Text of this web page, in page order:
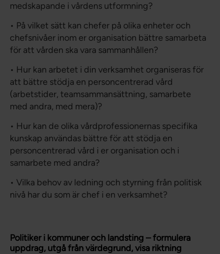
medskapande i vårdens utformning?
• På vilket sätt kan chefer på olika enheter och
chefsnivåer inom er organisation bättre samarbeta
för att vården ska vara sammanhållen?
• Hur kan arbetet i din verksamhet organiseras för
att bättre stödja en personcentrerad vård
(arbetstider, teamsammansättning, samarbete
med andra, med mera)?
• Hur kan de olika vårdprofessionernas specifika
kunskap användas bättre för att stödja en
personcentrerad vård i er organisation och i
samarbete med andra?
• Vilka behov av ledning och styrning från politisk
nivå har du som är chef i en verksamhet?
Politiker i kommuner och landsting – formulera
uppdrag, utgå från värdegrund, visa riktning